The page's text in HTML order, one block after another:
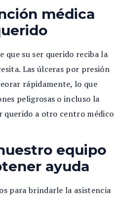
médica
que su ser querido reciba la
Las úlceras por presión
rápidamente, lo que
peligrosas o incluso la
querido a otro centro médico
equipo
ayuda
para brindarle la asistencia